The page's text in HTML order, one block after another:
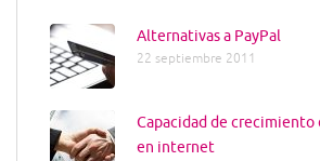
Alternativas a PayPal
22 septiembre 2011
Capacidad de crecimiento
en internet